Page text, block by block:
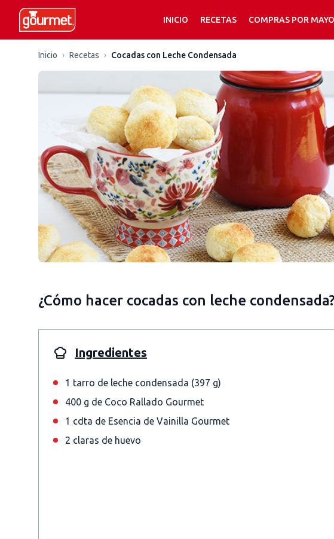
INICIO RECETAS COMPRAS POR
Inicio › Recetas › Cocadas con Leche Condensada
¿Cómo hacer cocadas con leche condensada?
Ingredientes
1 tarro de leche condensada (397 g)
400 g de Coco Rallado Gourmet
1 cdta de Esencia de Vainilla Gourmet
2 claras de huevo